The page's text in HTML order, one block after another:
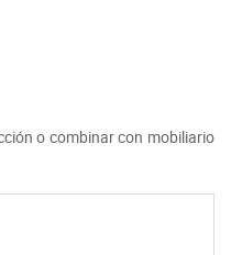
o combinar con mobiliario